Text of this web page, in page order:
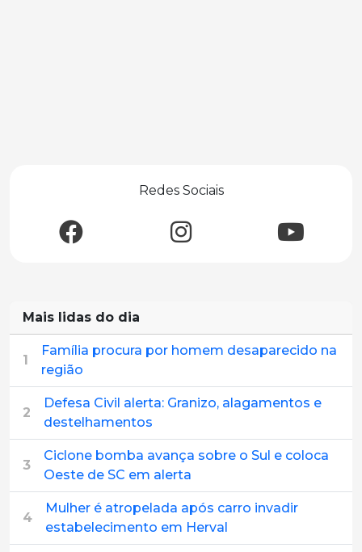
Redes Sociais
Mais lidas do dia
1
Família procura por homem desaparecido na
região
2
Defesa Civil alerta: Granizo, alagamentos e
destelhamentos
3
Ciclone bomba avança sobre o Sul e coloca
Oeste de SC em alerta
4
Mulher é atropelada após carro invadir
estabelecimento em Herval